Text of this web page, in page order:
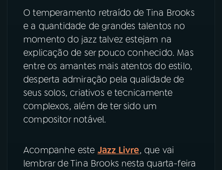
Instagram X
TikTok
O temperamento retraído de Tina Brooks
e a quantidade de grandes talentos no
momento do jazz talvez estejam na
explicação de ser pouco conhecido. Mas
entre os amantes mais atentos do estilo,
desperta admiração pela qualidade de
seus solos, criativos e tecnicamente
complexos, além de ter sido um
compositor notável.
Acompanhe este Jazz Livre, que vai
lembrar de Tina Brooks nesta quarta-feira